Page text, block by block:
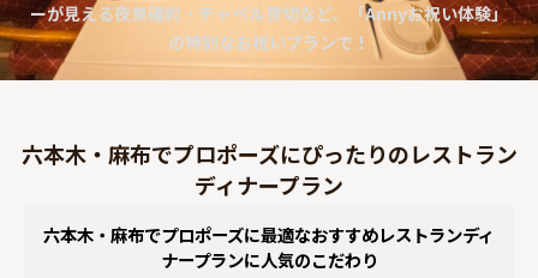
よくあるご質問
お問い合わせ
ーが見える夜景確約・チャペル貸切など、「Annyお祝い体験」
の特別なお祝いプランで！
六本木・麻布でプロポーズにぴったりのレストラン
ディナープラン
六本木・麻布でプロポーズに最適なおすすめレストランディ
ナープランに人気のこだわり